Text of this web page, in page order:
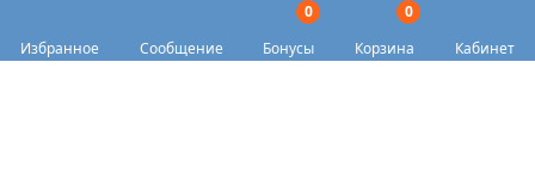
Избранное Сообщение
0
Бонусы
0
Корзина
Кабинет